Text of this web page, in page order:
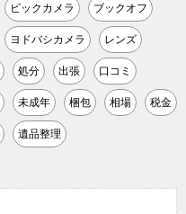
ビックカメラ ブックオフ
ヨドバシカメラ レンズ
処分 出張 口コミ
未成年 梱包 相場 税金
遺品整理